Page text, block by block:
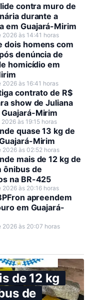
contra muro de
durante a
em Guajará-Mirim
2026 às 14:41 horas
dois homens com
denúncia de
homicídio em
2026 às 16:41 horas
contrato de R$
show de Juliana
Mirim
às 19:15 horas
quase 13 kg de
Mirim
2026 às 02:52 horas
mais de 12 kg de
ônibus de
na BR-425
2026 às 20:16 horas
apreendem
em Guajará-
2026 às 20:07 horas
de 12 kg
de